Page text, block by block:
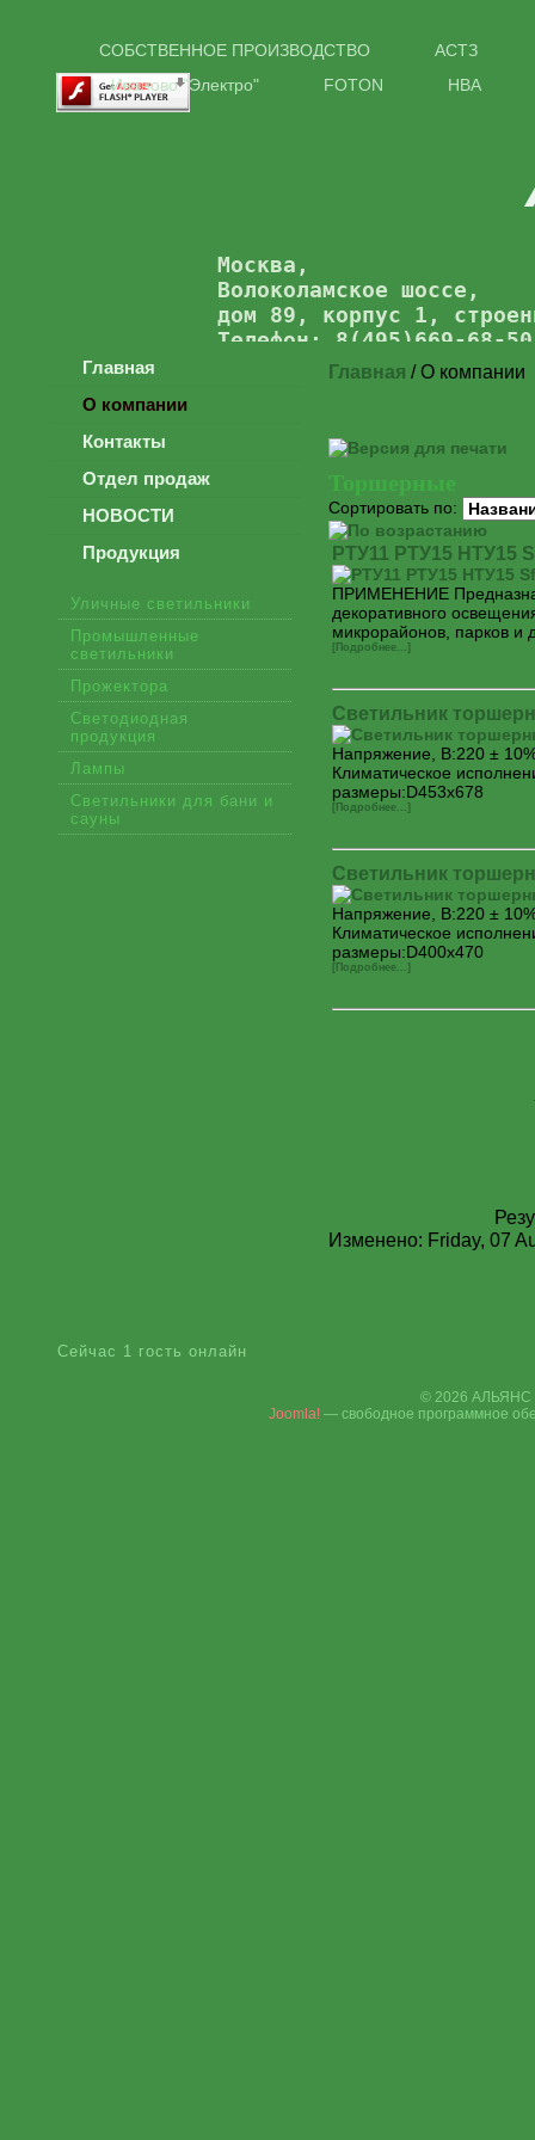
СОБСТВЕННОЕ ПРОИЗВОДСТВО
АСТЗ
Иваново "Электро"
FOTON НВА
Москва,
Волоколамское шоссе,
дом 89, корпус 1,
Телефон: 8(495)669-68-50
Главная
О компании
Контакты
Отдел продаж
НОВОСТИ
Продукция
Уличные светильники
Промышленные
светильники
Прожектора
Светодиодная
продукция
Лампы
Светильники для бани и
сауны
Главная / О компании
Торшерные
Сортировать по:
РТУ11 РТУ15 НТУ15
ПРИМЕНЕНИЕ
декоративного
микрорайонов, парков и
[Подробнее...]
Светильник
Напряжение, В:220 ±
Климатическое
размеры:D453х678
[Подробнее...]
Светильник
Напряжение, В:220 ±
Климатическое
размеры:D400х470
[Подробнее...]
Изменено: Friday, 07
Сейчас 1 гость онлайн
© 2026 АЛЬЯНС
Joomla! — свободное программное